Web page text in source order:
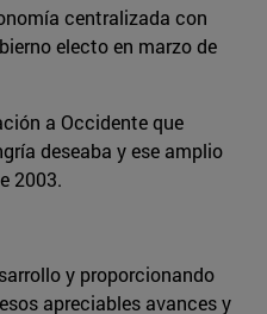
centralizada con
electo en marzo de
a Occidente que
deseaba y ese amplio
2003.
y proporcionando
apreciables avances y